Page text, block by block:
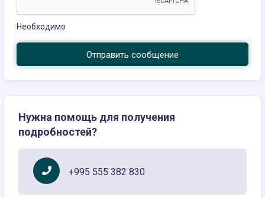
Необходимо
Отправить сообщение
Нужна помощь для получения
подробностей?
+995 555 382 830